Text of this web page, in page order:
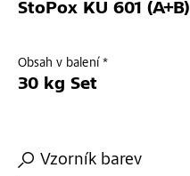
StoPox KU 601 (A+B)
Obsah v balení *
30 kg Set
Vzorník barev